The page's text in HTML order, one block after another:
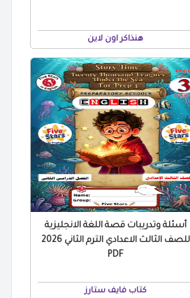
هنذاكر اون لاين
أسئلة وتدريبات قصة اللغة الانجليزية
للصف الثالث الاعدادي الترم الثاني 2026
PDF
كتاب فايف ستارز